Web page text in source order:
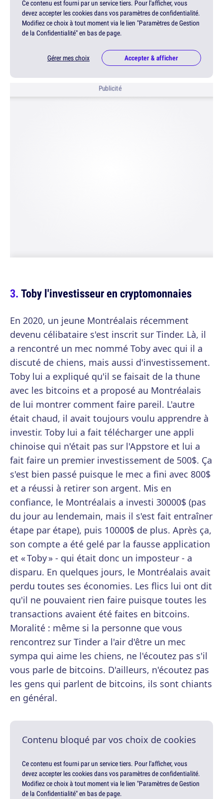
Ce contenu est fourni par un service tiers. Pour l'afficher, vous
devez accepter les cookies dans vos paramètres de confidentialité.
Modifiez ce choix à tout moment via le lien "Paramètres de Gestion
de la Confidentialité" en bas de page.
Gérer mes choix Accepter & afficher
Publicité
Toby l'investisseur en cryptomonnaies
En 2020, un jeune Montréalais récemment
devenu célibataire s'est inscrit sur Tinder. Là, il
a rencontré un mec nommé Toby avec qui il a
discuté de chiens, mais aussi d'investissement.
Toby lui a expliqué qu'il se faisait de la thune
avec les bitcoins et a proposé au Montréalais
de lui montrer comment faire pareil. L'autre
était chaud, il avait toujours voulu apprendre à
investir. Toby lui a fait télécharger une appli
chinoise qui n'était pas sur l'Appstore et lui a
fait faire un premier investissement de 500$. Ça
s'est bien passé puisque le mec a fini avec 800$
et a réussi à retirer son argent. Mis en
confiance, le Montréalais a investi 30000$ (pas
du jour au lendemain, mais il s'est fait entraîner
étape par étape), puis 10000$ de plus. Après ça,
son compte a été gelé par la fausse application
et « Toby » - qui était donc un imposteur - a
disparu. En quelques jours, le Montréalais avait
perdu toutes ses économies. Les flics lui ont dit
qu'il ne pouvaient rien faire puisque toutes les
transactions avaient été faites en bitcoins.
Moralité : même si la personne que vous
rencontrez sur Tinder a l'air d'être un mec
sympa qui aime les chiens, ne l'écoutez pas s'il
vous parle de bitcoins. D'ailleurs, n'écoutez pas
les gens qui parlent de bitcoins, ils sont chiants
en général.
Contenu bloqué par vos choix de cookies
Ce contenu est fourni par un service tiers. Pour l'afficher, vous
devez accepter les cookies dans vos paramètres de confidentialité.
Modifiez ce choix à tout moment via le lien "Paramètres de Gestion
de la Confidentialité" en bas de page.